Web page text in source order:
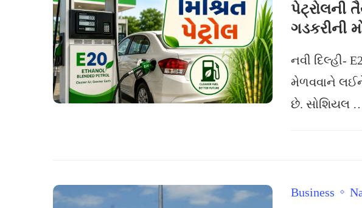
પેટ્રોલની
ગડકરીની
નવી દિલ્હી-
મેળવવાને લઈને
છે. સોશિયલ
Business